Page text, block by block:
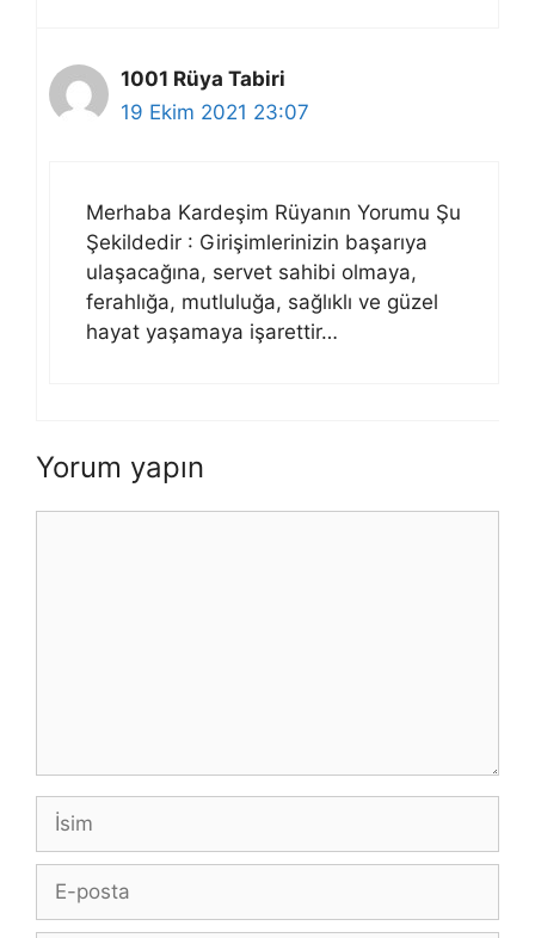
1001 Rüya Tabiri
19 Ekim 2021 23:07
Merhaba Kardeşim Rüyanın Yorumu Şu
Şekildedir : Girişimlerinizin başarıya
ulaşacağına, servet sahibi olmaya,
ferahlığa, mutluluğa, sağlıklı ve güzel
hayat yaşamaya işarettir…
Yorum yapın
İsim
posta